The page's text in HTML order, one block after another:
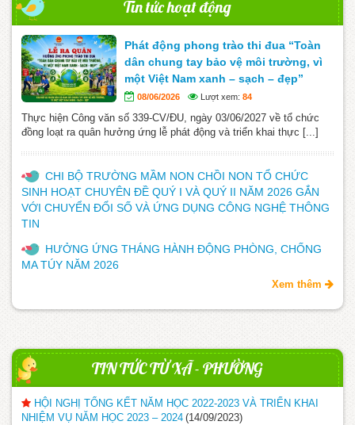
Tin tức hoạt động
Phát động phong trào thi đua “Toàn
dân chung tay bảo vệ môi trường, vì
một Việt Nam xanh – sạch – đẹp”
08/06/2026 Lượt xem: 84
Thực hiện Công văn số 339-CV/ĐU, ngày 03/06/2027 về tổ chức
đồng loạt ra quân hưởng ứng lễ phát động và triển khai thực [...]
CHI BỘ TRƯỜNG MẦM NON CHỒI NON TỔ CHỨC
SINH HOẠT CHUYÊN ĐỀ QUÝ I VÀ QUÝ II NĂM 2026 GẮN
VỚI CHUYỂN ĐỔI SỐ VÀ ỨNG DỤNG CÔNG NGHỆ THÔNG
TIN
HƯỞNG ỨNG THÁNG HÀNH ĐỘNG PHÒNG, CHỐNG
MA TÚY NĂM 2026
Xem thêm
TIN TỨC TỪ XÃ - PHƯỜNG
HỘI NGHỊ TỔNG KẾT NĂM HỌC 2022-2023 VÀ TRIỂN KHAI
NHIỆM VỤ NĂM HỌC 2023 – 2024 (14/09/2023)